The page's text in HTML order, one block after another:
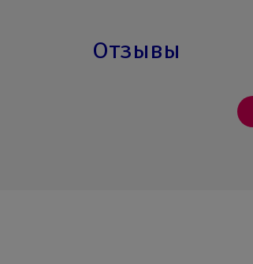
Отзывы